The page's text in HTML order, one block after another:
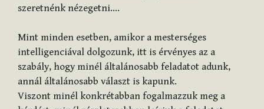
szeretnénk nézegetni….
Mint minden esetben, amikor a mesterséges
intelligenciával dolgozunk, itt is érvényes az a
szabály, hogy minél általánosabb feladatot adunk,
annál általánosabb választ is kapunk.
Viszont minél konkrétabban fogalmazzuk meg a